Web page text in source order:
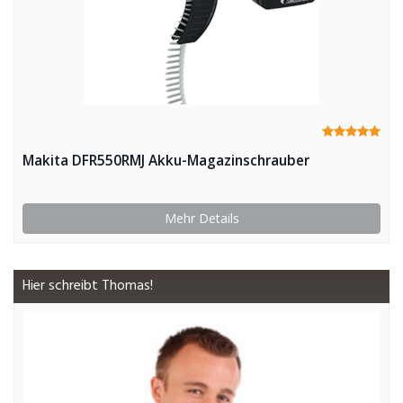
Makita DFR550RMJ Akku-Magazinschrauber
Mehr Details
Hier schreibt Thomas!